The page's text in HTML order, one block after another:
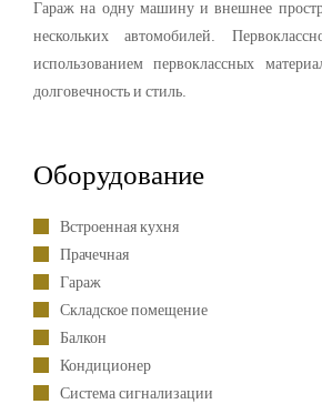
Гараж на одну машину и внешнее
нескольких автомобилей.
использованием первоклассных
долговечность и стиль.
Оборудование
Встроенная кухня
Прачечная
Гараж
Складское помещение
Балкон
Кондиционер
Система сигнализации